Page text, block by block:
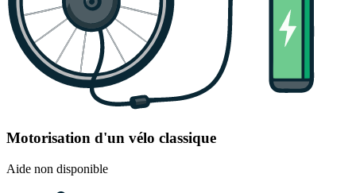
Motorisation d'un vélo classique
Aide non disponible